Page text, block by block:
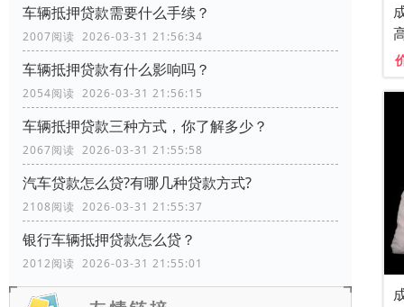
车辆抵押贷款需要什么手续？
2007阅读 2026-03-31 21:56:34
车辆抵押贷款有什么影响吗？
2054阅读 2026-03-31 21:56:15
车辆抵押贷款三种方式，你了解多少？
2067阅读 2026-03-31 21:55:58
汽车贷款怎么贷?有哪几种贷款方式?
2108阅读 2026-03-31 21:55:37
银行车辆抵押贷款怎么贷？
2012阅读 2026-03-31 21:55:01